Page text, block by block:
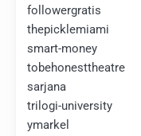
followergratis
thepicklemiami
smart-money
tobehonesttheatre
sarjana
trilogi-university
ymarkel